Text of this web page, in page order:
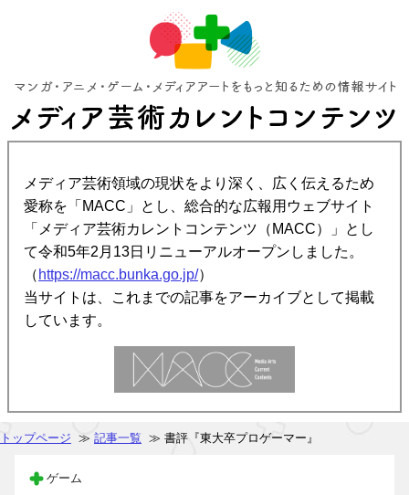
メディア芸術領域の現状をより深く、広く伝えるため
愛称を「MACC」とし、総合的な広報用ウェブサイト
「メディア芸術カレントコンテンツ（MACC）」とし
て令和5年2月13日リニューアルオープンしました。
（ https://macc.bunka.go.jp/）
当サイトは、これまでの記事をアーカイブとして掲載
しています。
トップページ ≫ 記事一覧 ≫ 書評『東大卒プロゲーマー』
ゲーム